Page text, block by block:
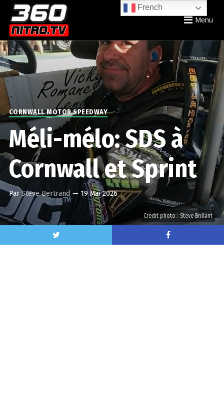
Menu
CORNWALL MOTOR SPEEDWAY
Méli-mélo: SDS à
Cornwall et Sprint
Par Steve Bertrand — 19 Mai 2026
Crédit photo : Steve Brillant
French